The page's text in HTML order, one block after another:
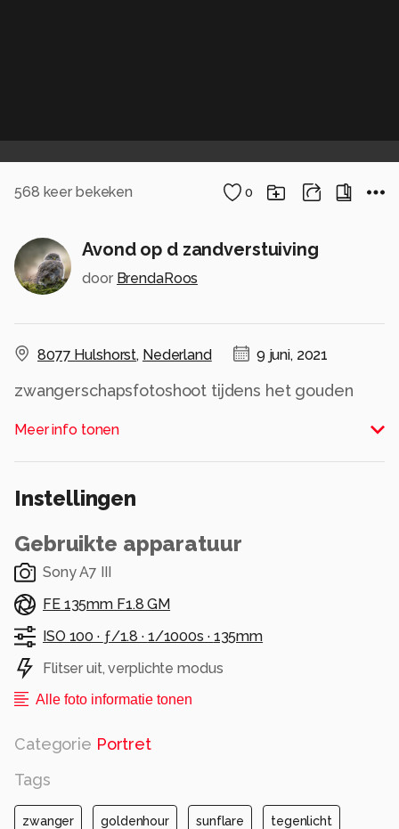
568 keer bekeken 0
Avond op d zandverstuiving
door BrendaRoos
8077 Hulshorst, Nederland 9 juni, 2021
zwangerschapsfotoshoot tijdens het gouden
Meer info tonen
Instellingen
Gebruikte apparatuur
Sony A7 III
FE 135mm F1.8 GM
ISO 100 · ƒ/1.8 · 1/1000s · 135mm
Flitser uit, verplichte modus
Alle foto informatie tonen
Categorie Portret
Tags
zwanger goldenhour sunflare tegenlicht